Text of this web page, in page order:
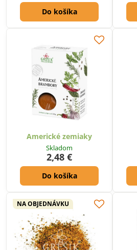
Do košíka
Americké zemiaky
Skladom
2,48 €
Do košíka
NA OBJEDNÁVKU